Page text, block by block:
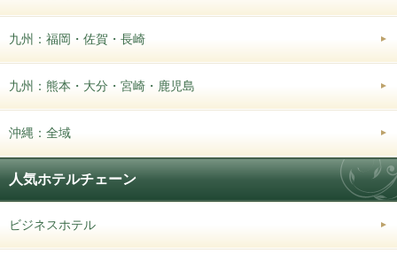
九州：福岡・佐賀・長崎
九州：熊本・大分・宮崎・鹿児島
沖縄：全域
人気ホテルチェーン
ビジネスホテル